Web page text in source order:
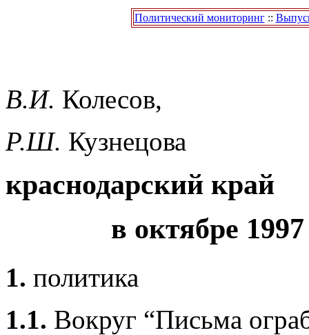
Политический мониторинг::
В.И. Колесов,
Р.Ш. Кузнецова
краснодарский край
в октябре 1997
1. политика
1.1. Вокруг “Письма